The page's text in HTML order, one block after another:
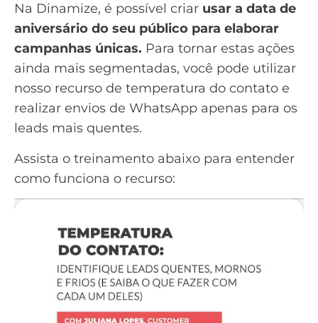
Na Dinamize, é possível criar usar a data de
aniversário do seu público para elaborar
campanhas únicas. Para tornar estas ações
ainda mais segmentadas, você pode utilizar
nosso recurso de temperatura do contato e
realizar envios de WhatsApp apenas para os
leads mais quentes.
Assista o treinamento abaixo para entender
como funciona o recurso: